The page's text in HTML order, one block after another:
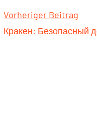
Vorheriger Beitrag
Кракен: Безопасный